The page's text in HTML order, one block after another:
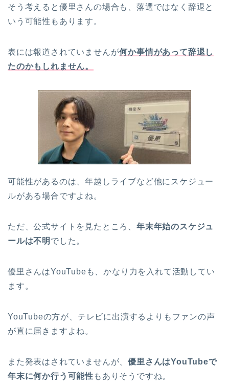
そう考えると優里さんの場合も、落選ではなく辞退と
いう可能性もあります。
表には報道されていませんが何か事情があって辞退し
たのかもしれません。
可能性があるのは、年越しライブなど他にスケジュー
ルがある場合ですよね。
ただ、公式サイトを見たところ、 年末年始のスケジュ
ールは不明 でした。
優里さんはYouTubeも、かなり力を入れて活動してい
ます。
YouTubeの方が、テレビに出演するよりもファンの声
が直に届きますよね。
また発表はされていませんが、優里さんはYouTubeで
年末に何か行う可能性 もありそうですね。